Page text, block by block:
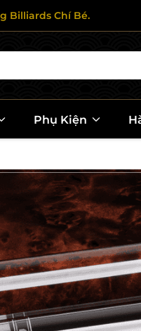
Billiards Chí Bé.
Phụ Kiện